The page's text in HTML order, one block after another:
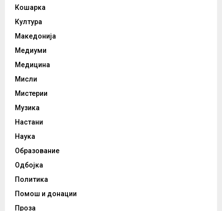
Кошарка
Култура
Македонија
Медиуми
Медицина
Мисли
Мистерии
Музика
Настани
Наука
Образование
Одбојка
Политика
Помош и донации
Проза